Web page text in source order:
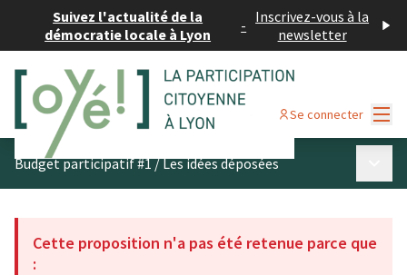
Suivez l'actualité de la
démocratie locale à Lyon
- Inscrivez-vous à la
newsletter
Se connecter
Budget participatif #1/Les idées déposées
Cette proposition n'a pas été retenue parce que
: